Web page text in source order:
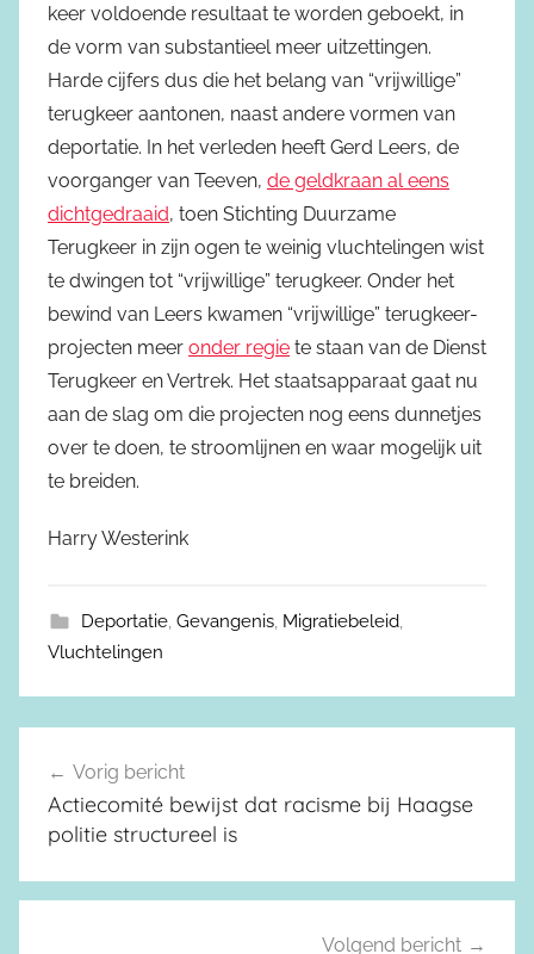
keer voldoende resultaat te worden geboekt, in
de vorm van substantieel meer uitzettingen.
Harde cijfers dus die het belang van “vrijwillige”
terugkeer aantonen, naast andere vormen van
deportatie. In het verleden heeft Gerd Leers, de
voorganger van Teeven, de geldkraan al eens
dichtgedraaid, toen Stichting Duurzame
Terugkeer in zijn ogen te weinig vluchtelingen wist
te dwingen tot “vrijwillige” terugkeer. Onder het
bewind van Leers kwamen “vrijwillige” terugkeer-
projecten meer onder regie te staan van de Dienst
Terugkeer en Vertrek. Het staatsapparaat gaat nu
aan de slag om die projecten nog eens dunnetjes
over te doen, te stroomlijnen en waar mogelijk uit
te breiden.
Harry Westerink
Deportatie, Gevangenis, Migratiebeleid,
Vluchtelingen
Berichtnavigatie
Vorig bericht
Actiecomité bewijst dat racisme bij Haagse
politie structureel is
Volgend bericht